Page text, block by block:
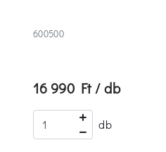
600500
16 990 Ft / db
db